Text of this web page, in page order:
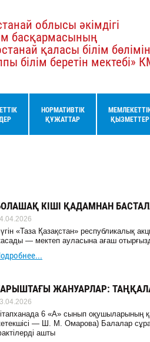
облысы әкімдігі
басқармасының
қаласы білім
білім беретін мектебі»
НОРМАТИВТІК
ҚҰЖАТТАР
ҚЫЗМЕТТЕР
КІШІ ҚАДАМНАН
«Таза Қазақстан» республикалық
— мектеп ауласына ағаш
ЖАНУАРЛАР:
6 «А» сынып оқушыларының
— Ш. М. Омарова) Балалар
ашты